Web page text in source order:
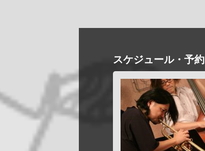
スケジュール・予約